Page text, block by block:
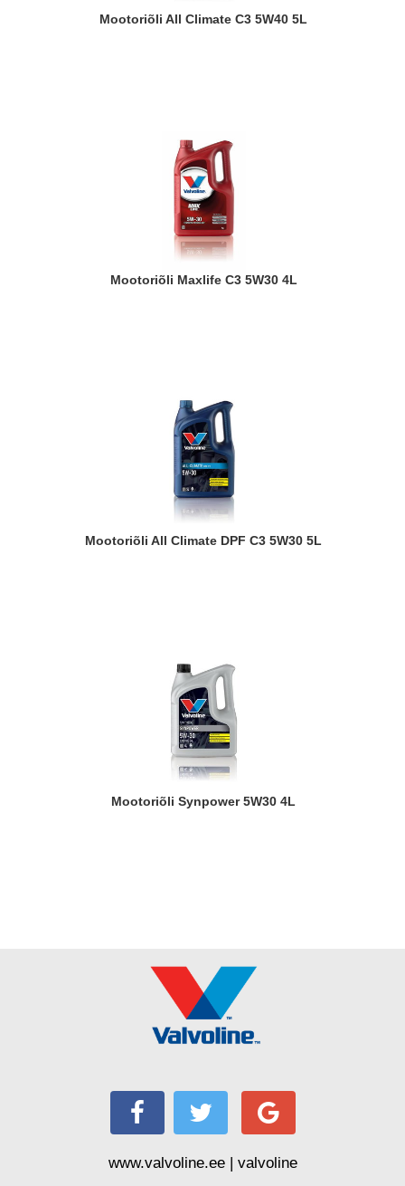
Mootoriõli All Climate C3 5W40 5L
Mootoriõli Maxlife C3 5W30 4L
Mootoriõli All Climate DPF C3 5W30 5L
Mootoriõli Synpower 5W30 4L
www.valvoline.ee | valvoline